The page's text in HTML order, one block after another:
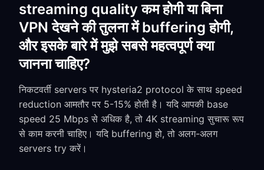
streaming quality कम होगी या बिना
VPN देखने की तुलना में buffering होगी,
और इसके बारे में मुझे सबसे महत्वपूर्ण क्या
जानना चाहिए?
निकटवर्ती servers पर hysteria2 protocol के साथ speed
reduction आमतौर पर 5-15% होती है। यदि आपकी base
speed 25 Mbps से अधिक है, तो 4K streaming सुचारू रूप
से काम करनी चाहिए। यदि buffering हो, तो अलग-अलग
servers try करें।